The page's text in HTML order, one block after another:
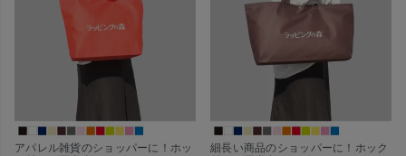
アパレル雑貨のショッパーに！ホッ
細長い商品のショッパーに！ホック